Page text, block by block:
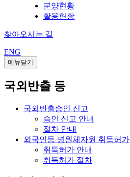
분양현황
활용현황
찾아오시는 길
ENG
메뉴닫기
국외반출 등
국외반출승인 신고
승인 신고 안내
절차 안내
외국인등 병원체자원 취득허가
취득허가 안내
취득허가 절차